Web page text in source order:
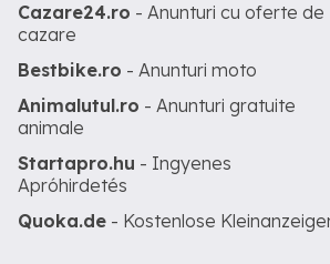
Cazare24.ro - Anunturi cu oferte de
cazare
Bestbike.ro - Anunturi moto
Animalutul.ro - Anunturi gratuite
animale
Startapro.hu - Ingyenes
Apróhirdetés
Quoka.de - Kostenlose